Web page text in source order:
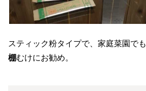
スティック粉タイプで、家庭菜園でも
棚むけにお勧め。